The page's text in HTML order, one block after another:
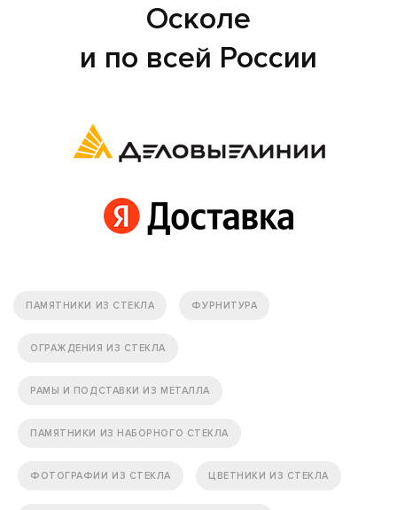
Осколе
и по всей России
ПАМЯТНИКИ ИЗ СТЕКЛА ФУРНИТУРА
ОГРАЖДЕНИЯ ИЗ СТЕКЛА
РАМЫ И ПОДСТАВКИ ИЗ МЕТАЛЛА
ПАМЯТНИКИ ИЗ НАБОРНОГО СТЕКЛА
ФОТОГРАФИИ ИЗ СТЕКЛА ЦВЕТНИКИ ИЗ СТЕКЛА